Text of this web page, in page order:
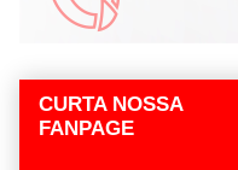
CURTA NOSSA
FANPAGE